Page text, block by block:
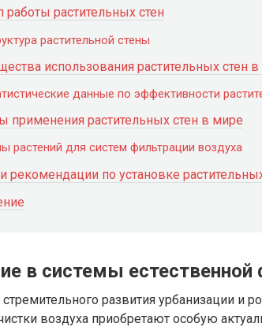
работы растительных стен
растительной стены
использования растительных стен
данные по эффективности
применения растительных стен в мире
растений для систем фильтрации воздуха
рекомендации по установке
в системы естественной
развития урбанизации и
воздуха приобретают особую